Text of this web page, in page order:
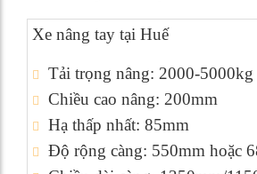
Xe nâng tay tại Huế
Tải trọng nâng: 2000-5000kg
Chiều cao nâng: 200mm
Hạ thấp nhất: 85mm
Độ rộng càng: 550mm hoặc